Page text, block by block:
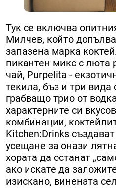
Тук се включва
Милчев, който
запазена марка
пикантен микс с люта
чай, Purpelita -
текила, бъз и три вида
грабващо трио от
характерните си
комбинации,
Kitchen:Drinks
усещане за онази
хората да останат
ако искате да
изискано, винената